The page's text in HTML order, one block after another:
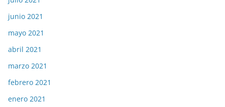
junio 2021
mayo 2021
abril 2021
marzo 2021
febrero 2021
enero 2021